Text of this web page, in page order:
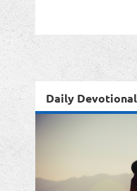
Daily Devotional